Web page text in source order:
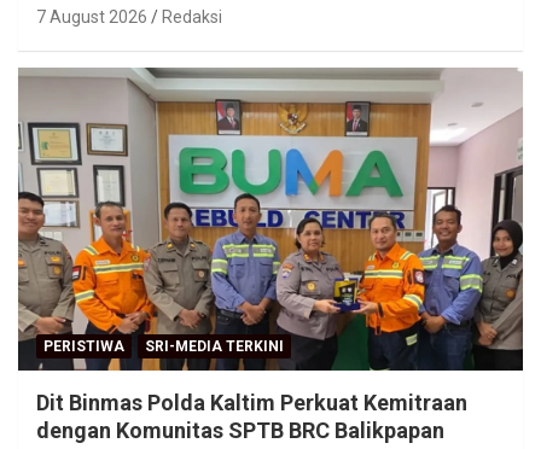
7 August 2026 Redaksi
PERISTIWA SRI-MEDIA TERKINI
Dit Binmas Polda Kaltim Perkuat Kemitraan
dengan Komunitas SPTB BRC Balikpapan